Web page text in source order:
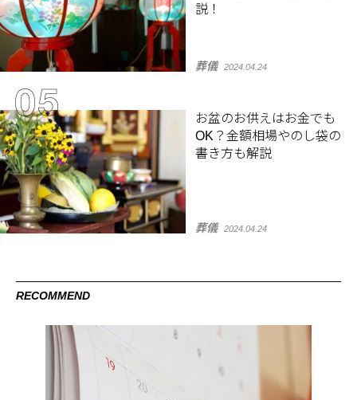
説！
葬儀 2024.04.24
お盆のお供えはお金でも
OK？金額相場やのし袋の
書き方も解説
葬儀 2024.04.24
RECOMMEND